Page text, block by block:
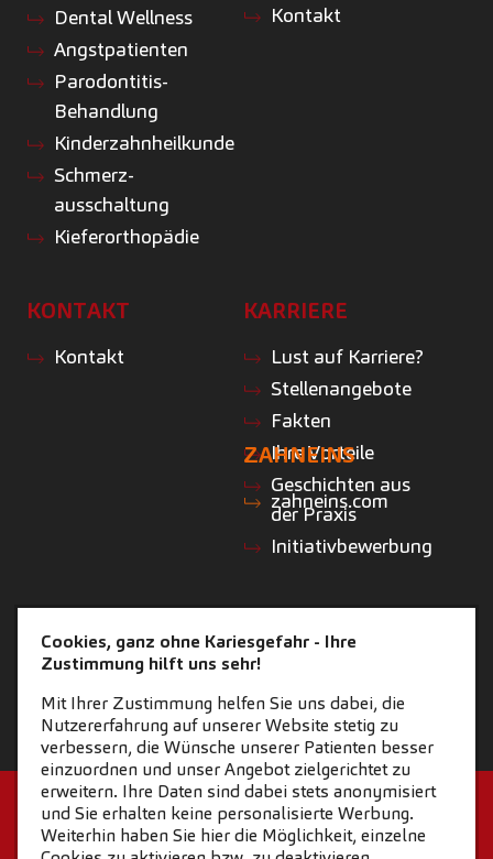
Dental Wellness
Angstpatienten
Parodontitis-
Behandlung
Kinderzahnheilkunde
Schmerz­
ausschaltung
Kieferorthopädie
Kontakt
KONTAKT
Kontakt
KARRIERE
Lust auf Karriere?
Stellenangebote
Fakten
Ihre Vorteile
Geschichten aus
der Praxis
Initiativbewerbung
News-Beiträge
ZAHNEINS
zahneins.com
STARTSEITE
KONTAKT
COOKIE-EINSTELLUNGEN
IMPRESSUM
Cookies, ganz ohne Kariesgefahr - Ihre
Zustimmung hilft uns sehr!
Mit Ihrer Zustimmung helfen Sie uns dabei, die
Nutzererfahrung auf unserer Website stetig zu
verbessern, die Wünsche unserer Patienten besser
einzuordnen und unser Angebot zielgerichtet zu
erweitern. Ihre Daten sind dabei stets anonymisiert
und Sie erhalten keine personalisierte Werbung.
Weiterhin haben Sie hier die Möglichkeit, einzelne